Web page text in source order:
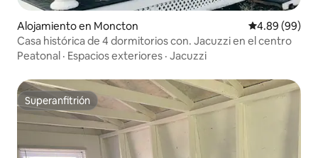
Alojamiento en Moncton Calificación
4.89 (99)
Casa histórica de 4 dormitorios con. Jacuzzi en el centro
Peatonal · Espacios exteriores · Jacuzzi
Superanfitrión
Superanfitrión